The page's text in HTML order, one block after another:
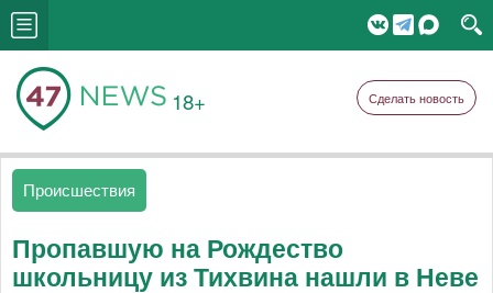
18+ Сделать новость
Происшествия
Пропавшую на Рождество
школьницу из Тихвина нашли в Неве